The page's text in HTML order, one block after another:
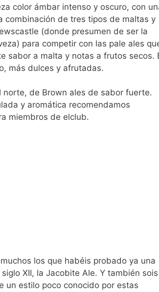
color ámbar intenso y oscuro, con
combinación de tres tipos de maltas y
(donde presumen de ser la
para competir con las pale ales
sabor a malta y notas a frutos secos.
más dulces y afrutadas.
de Brown ales de sabor fuerte.
y aromática recomendamos
miembros de elclub.
los que habéis probado ya una
XII, la Jacobite Ale. Y también sois
un estilo poco conocido por estas